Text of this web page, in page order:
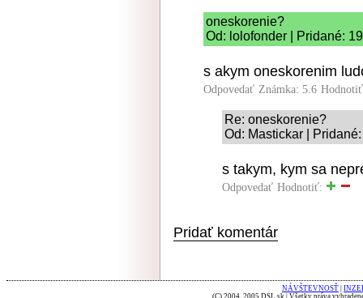
oneskorenie?
Od: lolofonder | Pridané:
s akym oneskorenim
Odpovedať Známka: 5.6
Re: oneskorenie?
Od: Mastickar |
s takym, kym sa
Odpovedať Hodnotiť:
Pridať komentár
NÁVŠTEVNOSŤ
(C) 2004, 2005 DSL.sk | Všetky práva